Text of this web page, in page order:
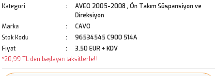
Kategori AVEO 2005-2008,Ön Takım Süspansiyon ve
Direksiyon
Marka
CAVO
Stok Kodu
96534545 C900 514A
Fiyat
3,50 EUR + KDV
*20,99 TL den başlayan taksitlerle!!